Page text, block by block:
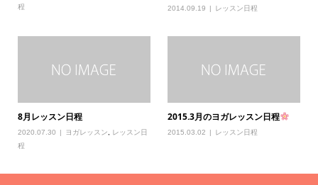
程
2014.09.19 レッスン日程
8月レッスン日程
2020.07.30 ヨガレッスン
レッスン日
程
2015.3月のヨガレッスン日程
2015.03.02 レッスン日程